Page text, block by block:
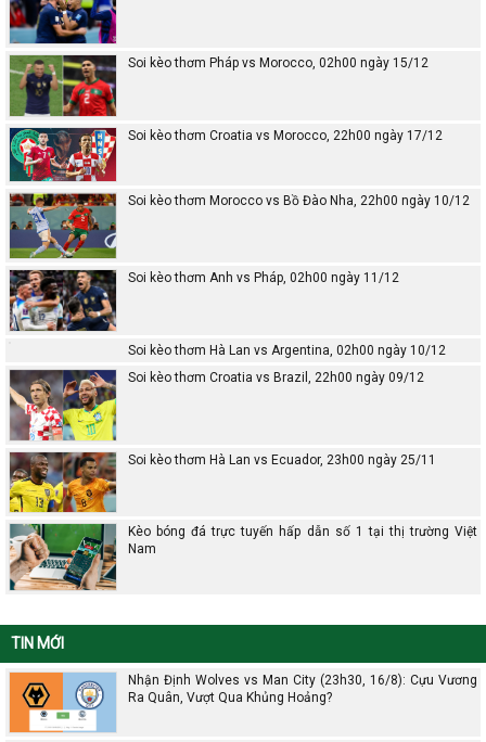
Soi kèo thơm Pháp vs Morocco, 02h00 ngày 15/12
Soi kèo thơm Croatia vs Morocco, 22h00 ngày 17/12
Soi kèo thơm Morocco vs Bồ Đào Nha, 22h00 ngày 10/12
Soi kèo thơm Anh vs Pháp, 02h00 ngày 11/12
Soi kèo thơm Hà Lan vs Argentina, 02h00 ngày 10/12
Soi kèo thơm Croatia vs Brazil, 22h00 ngày 09/12
Soi kèo thơm Hà Lan vs Ecuador, 23h00 ngày 25/11
Kèo bóng đá trực tuyến hấp dẫn số 1 tại thị trường Việt
Nam
TIN MỚI
Nhận Định Wolves vs Man City (23h30, 16/8): Cựu Vương
Ra Quân, Vượt Qua Khủng Hoảng?